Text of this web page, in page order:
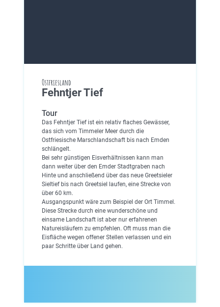
Ostfriesland
Fehntjer Tief
Tour
Das Fehntjer Tief ist ein relativ flaches Gewässer,
das sich vom Timmeler Meer durch die
Ostfriesische Marschlandschaft bis nach Emden
schlängelt.
Bei sehr günstigen Eisverhältnissen kann man
dann weiter über den Emder Stadtgraben nach
Hinte und anschließend über das neue Greetsieler
Sieltief bis nach Greetsiel laufen, eine Strecke von
über 60 km.
Ausgangspunkt wäre zum Beispiel der Ort Timmel.
Diese Strecke durch eine wunderschöne und
einsame Landschaft ist aber nur erfahrenen
Natureisläufern zu empfehlen. Oft muss man die
Eisfläche wegen offener Stellen verlassen und ein
paar Schritte über Land gehen.